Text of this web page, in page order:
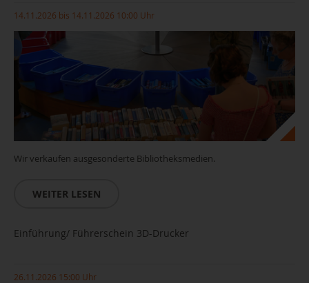
14.11.2026 bis 14.11.2026 10:00 Uhr
Wir verkaufen ausgesonderte Bibliotheksmedien.
WEITER LESEN
Einführung/ Führerschein 3D-Drucker
26.11.2026 15:00 Uhr